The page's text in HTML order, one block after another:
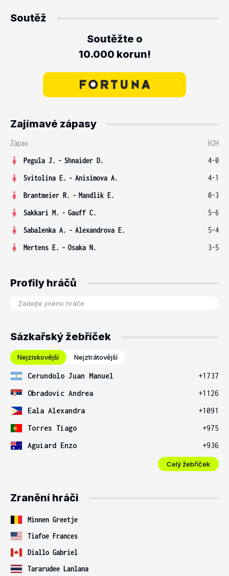
Soutěž
Soutěžte o
10.000 korun!
Zajímavé zápasy
Zápas
H2H
Pegula J. - Shnaider D.
4-0
Svitolina E. - Anisimova A.
4-1
Brantmeier R. - Mandlik E.
0-3
Sakkari M. - Gauff C.
5-6
Sabalenka A. - Alexandrova E.
5-4
Mertens E. - Osaka N. 3-5
Profily hráčů
Sázkařský žebříček
Nejziskovější Nejztrátovější
Cerundolo Juan Manuel
+1737
Obradovic Andrea
+1126
Eala Alexandra
+1091
Torres Tiago
+975
Aguiard Enzo
+936
Celý žebříček
Zranění hráči
Minnen Greetje
Tiafoe Frances
Diallo Gabriel
Tararudee Lanlana